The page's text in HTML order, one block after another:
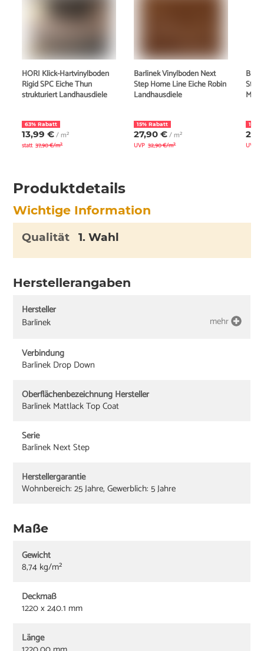
HORI Klick-Hartvinylboden
Rigid SPC Eiche Thun
strukturiert Landhausdiele
63% Rabatt
13,99 €/ m²
statt 37,90 €/m²
Barlinek Vinylboden Next
Step Home Line Eiche Robin
Landhausdiele
15% Rabatt
27,90 €/ m²
UVP 32,90 €/m²
Step
15%
UVP
Produktdetails
Wichtige Information
Qualität 1. Wahl
Herstellerangaben
Hersteller
Barlinek
mehr
Verbindung
Barlinek Drop Down
Oberflächenbezeichnung Hersteller
Barlinek Mattlack Top Coat
Serie
Barlinek Next Step
Herstellergarantie
Wohnbereich: 25 Jahre, Gewerblich: 5 Jahre
Maße
Gewicht
8,74 kg/m²
Deckmaß
1220 x 240.1 mm
Länge